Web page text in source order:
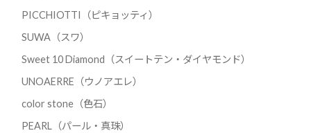
PICCHIOTTI（ピキョッティ）
SUWA（スワ）
Sweet 10 Diamond（スイートテン・ダイヤモンド）
UNOAERRE（ウノアエレ）
color stone（色石）
PEARL（パール・真珠）